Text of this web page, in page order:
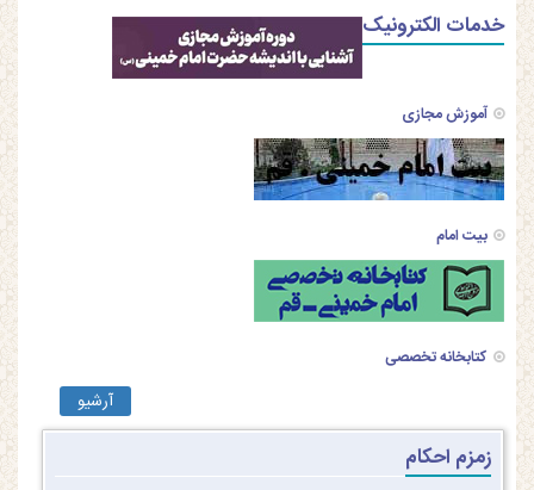
خدمات الکترونیک
آرشیو
آموزش مجازی
بیت امام
کتابخانه تخصصی
زمزم احکام